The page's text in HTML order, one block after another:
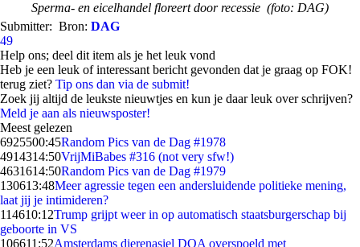
Sperma- en eicelhandel floreert door recessie (foto: DAG)
Submitter: Bron: DAG
49
Help ons; deel dit item als je het leuk vond
Heb je een leuk of interessant bericht gevonden dat je graag op FOK!
terug ziet? Tip ons dan via de submit!
Zoek jij altijd de leukste nieuwtjes en kun je daar leuk over schrijven?
Meld je aan als nieuwsposter!
Meest gelezen
6925500:45Random Pics van de Dag #1978
4914314:50VrijMiBabes #316 (not very sfw!)
4631614:50Random Pics van de Dag #1979
130613:48Meer agressie tegen een andersluidende politieke mening,
laat jij je intimideren?
114610:12Trump grijpt weer in op automatisch staatsburgerschap bij
geboorte in VS
106611:52Amsterdams dierenasiel DOA overspoeld met